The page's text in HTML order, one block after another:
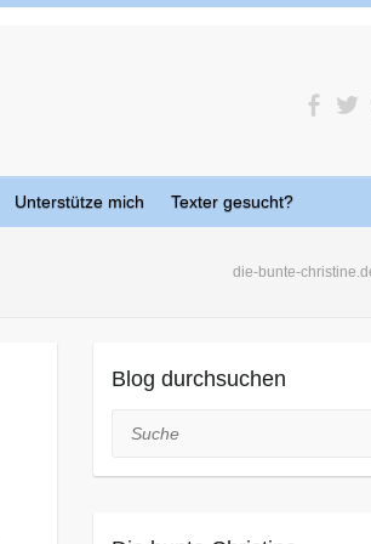
Unterstütze mich Texter gesucht?
die-bunte-
Blog durchsuchen
Suche